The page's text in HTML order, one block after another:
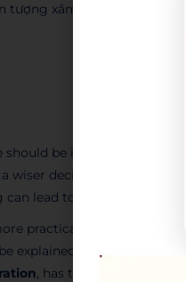
tượng xâm thực -> Venice
be involved in
decision. From my
lead to several
practical and effective to
explained by the fact that a
, has to be invested in